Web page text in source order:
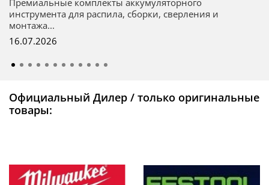
Премиальные комплекты аккумуляторного
инструмента для распила, сборки, сверления и
монтажа...
16.07.2026
Официальный Дилер / только оригинальные
товары: